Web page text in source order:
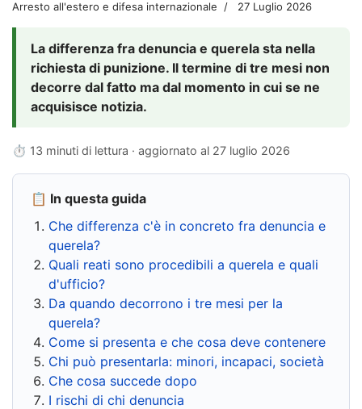
Arresto all'estero e difesa internazionale 27 Luglio 2026
La differenza fra denuncia e querela sta nella
richiesta di punizione. Il termine di tre mesi non
decorre dal fatto ma dal momento in cui se ne
acquisisce notizia.
⏱ 13 minuti di lettura · aggiornato al 27 luglio 2026
📋 In questa guida
Che differenza c'è in concreto fra denuncia e
querela?
Quali reati sono procedibili a querela e quali
d'ufficio?
Da quando decorrono i tre mesi per la
querela?
Come si presenta e che cosa deve contenere
Chi può presentarla: minori, incapaci, società
Che cosa succede dopo
I rischi di chi denuncia